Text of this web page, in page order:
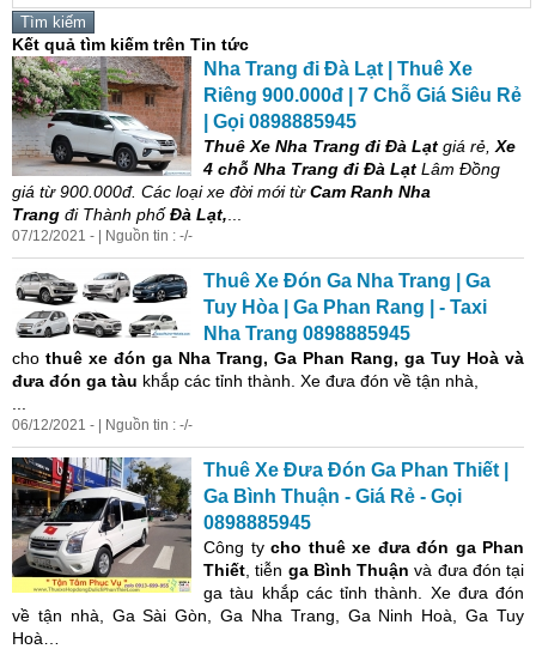
Kết quả tìm kiếm trên Tin tức
Nha Trang đi Đà Lạt | Thuê Xe
Riêng 900.000đ | 7 Chỗ Giá Siêu Rẻ
| Gọi 0898885945
Thuê Xe Nha Trang đi Đà Lạt giá rẻ, Xe
4 chỗ Nha Trang đi Đà Lạt Lâm Đồng
giá từ 900.000đ. Các loại xe đời mới từCam Ranh Nha
Trang đi Thành phốĐà Lạt,
07/12/2021 - | Nguồn tin : -/-
Thuê Xe Đón Ga Nha Trang | Ga
Tuy Hòa | Ga Phan Rang | - Taxi
Nha Trang 0898885945
cho thuê xe đón ga Nha Trang, Ga Phan Rang, ga Tuy Hoà và
đưa đón ga tàu khắp các tỉnh thành. Xe đưa đón về tận nhà,
06/12/2021 - | Nguồn tin : -/-
Thuê Xe Đưa Đón Ga Phan Thiết |
Ga Bình Thuận - Giá Rẻ - Gọi
0898885945
Công ty cho thuê xe đưa đón ga Phan
Thiết , tiễn ga Bình Thuận và đưa đón tại
ga tàu khắp các tỉnh thành. Xe đưa đón
về tận nhà, Ga Sài Gòn, Ga Nha Trang, Ga Ninh Hoà, Ga Tuy
Hoà…